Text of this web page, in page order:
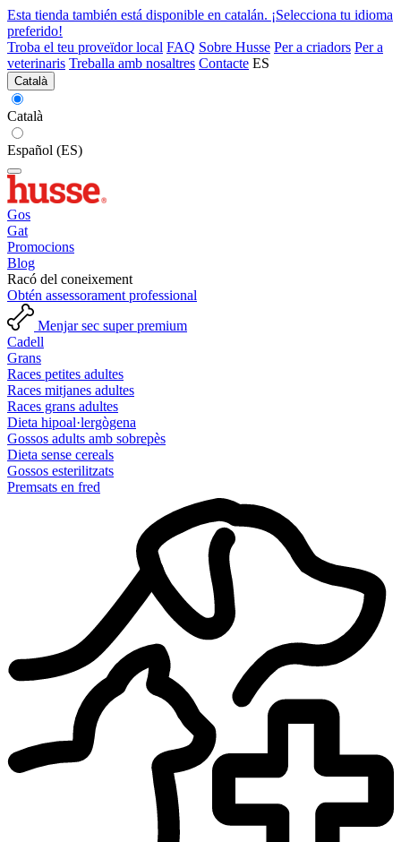
Esta tienda también está disponible en catalán. ¡Selecciona tu idioma
preferido!
Troba el teu proveïdor local FAQ Sobre Husse Per a criadors Per a
veterinaris Treballa amb nosaltres Contacte ES
Català
Català
Español (ES)
Gos
Gat
Promocions
Blog
Racó del coneixement
Obtén assessorament professional
Menjar sec super premium
Cadell
Grans
Races petites adultes
Races mitjanes adultes
Races grans adultes
Dieta hipoal·lergògena
Gossos adults amb sobrepès
Dieta sense cereals
Gossos esterilitzats
Premsats en fred